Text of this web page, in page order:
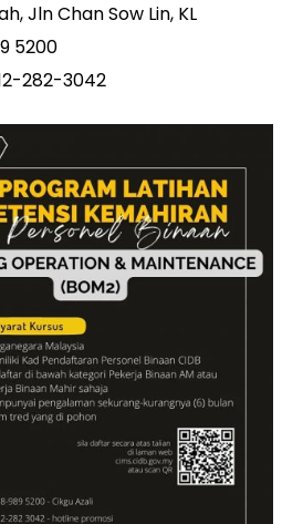
Jln Chan Sow Lin, KL
5200
282-3042